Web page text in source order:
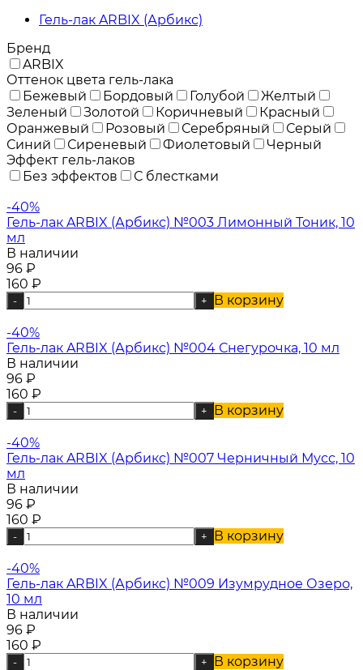
Гель-лак ARBIX (Арбикс)
Бренд
ARBIX
Оттенок цвета гель-лака
Бежевый
Бордовый Голубой
Желтый
Зеленый
Золотой Коричневый
Красный
Оранжевый
Розовый Серебряный
Серый
Синий
Сиреневый Фиолетовый
Черный
Эффект гель-лаков
Без эффектов
С блестками
-40%
Гель-лак ARBIX (Арбикс) №003 Лимонный Тоник, 10
мл
В наличии
96 ₽
160 ₽
- + В корзину
-40%
Гель-лак ARBIX (Арбикс) №004 Снегурочка, 10 мл
В наличии
96 ₽
160 ₽
- + В корзину
-40%
Гель-лак ARBIX (Арбикс) №007 Черничный Мусс, 10
мл
В наличии
96 ₽
160 ₽
- + В корзину
-40%
Гель-лак ARBIX (Арбикс) №009 Изумрудное Озеро,
10 мл
В наличии
96 ₽
160 ₽
- + В корзину